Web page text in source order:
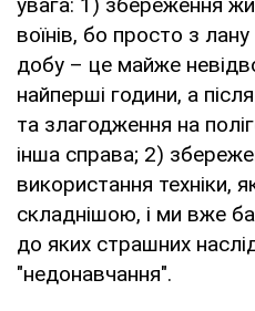
воїнів, бо просто з
добу – це майже
найперші години, а
та злагодження на
інша справа; 2)
використання техніки,
складнішою, і ми вже
до яких страшних
"недонавчання".